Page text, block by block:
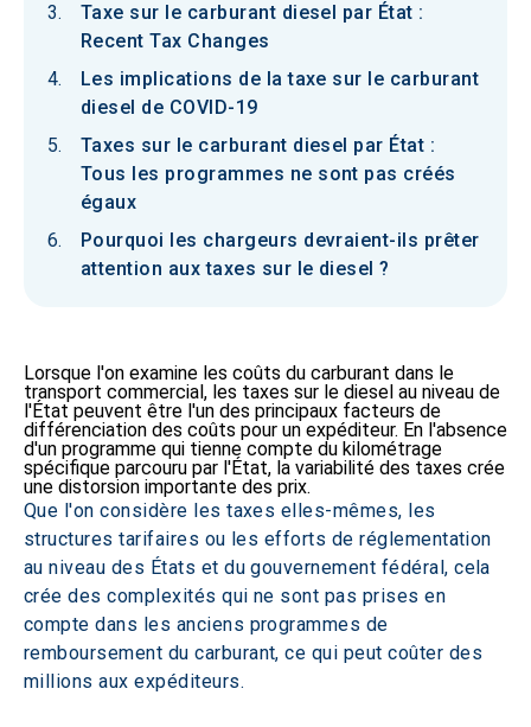
Taxe sur le carburant diesel par État :
Recent Tax Changes
Les implications de la taxe sur le carburant
diesel de COVID-19
Taxes sur le carburant diesel par État :
Tous les programmes ne sont pas créés
égaux
Pourquoi les chargeurs devraient-ils prêter
attention aux taxes sur le diesel ?
Lorsque l'on examine les coûts du carburant dans le
transport commercial, les taxes sur le diesel au niveau de
l'État peuvent être l'un des principaux facteurs de
différenciation des coûts pour un expéditeur. En l'absence
d'un programme qui tienne compte du kilométrage
spécifique parcouru par l'État, la variabilité des taxes crée
une distorsion importante des prix.
Que l'on considère les taxes elles-mêmes, les
structures tarifaires ou les efforts de réglementation
au niveau des États et du gouvernement fédéral, cela
crée des complexités qui ne sont pas prises en
compte dans les anciens programmes de
remboursement du carburant, ce qui peut coûter des
millions aux expéditeurs.